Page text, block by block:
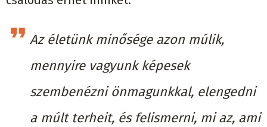
Az életünk minősége azon múlik,
mennyire vagyunk képesek
szembenézni önmagunkkal, elengedni
a múlt terheit, és felismerni, mi az, ami